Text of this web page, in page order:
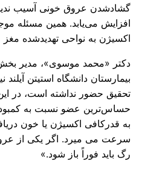
گشادشدن عروق خونی آسیب
افزایش می‌یابد. همین مسئله
اکسیژن به نواحی تهدیدشده
دکتر «محمد موسوی»، مدیر
بیمارستان دانشگاه استیتن
تحقیق حضور نداشته است، در
حساس‌ترین عضو نسبت به
به قدرکافی اکسیژن یا خون
سرعت می میرد. اگر یکی از
رگ باید فوراً باز شود.»